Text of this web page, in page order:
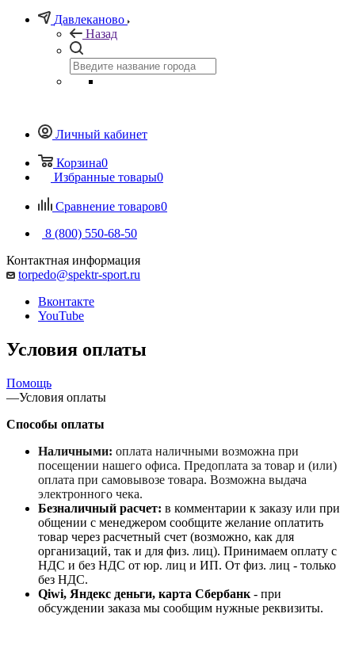
Давлеканово
Назад
Личный кабинет
Корзина0
Избранные товары0
Сравнение товаров0
8 (800) 550-68-50
Контактная информация
torpedo@spektr-sport.ru
Вконтакте
YouTube
Условия оплаты
Помощь
—Условия оплаты
Способы оплаты
Наличными: оплата наличными возможна при
посещении нашего офиса. Предоплата за товар и (или)
оплата при самовывозе товара. Возможна выдача
электронного чека.
Безналичный расчет: в комментарии к заказу или при
общении с менеджером сообщите желание оплатить
товар через расчетный счет (возможно, как для
организаций, так и для физ. лиц). Принимаем оплату с
НДС и без НДС от юр. лиц и ИП. От физ. лиц - только
без НДС.
Qiwi, Яндекс деньги, карта Сбербанк - при
обсуждении заказа мы сообщим нужные реквизиты.